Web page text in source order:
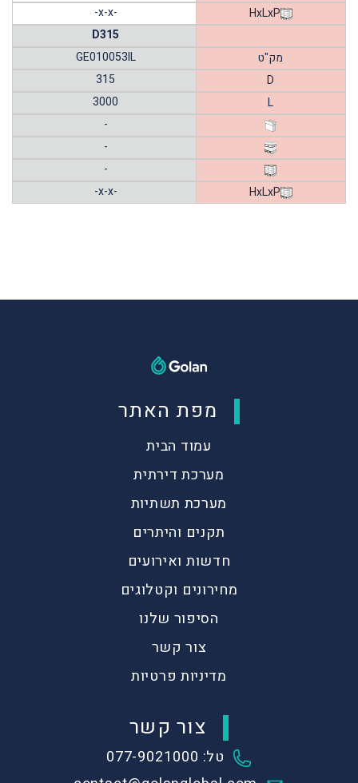
HxLxP
-x-x-
D315
מק"ט
GE010053IL
D
315
L
3000
-
-
-
HxLxP
-x-x-
מפת האתר
עמוד הבית
מערכת דירתית
מערכת תשתיות
תקנים והיתרים
חדשות ואירועים
מחירונים וקטלוגים
הסיפור שלנו
צור קשר
מדיניות פרטיות
צור קשר
טל: 077-9021000